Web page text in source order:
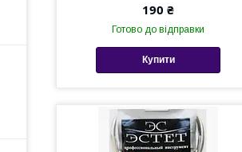
190 ₴
Готово до відправки
Купити